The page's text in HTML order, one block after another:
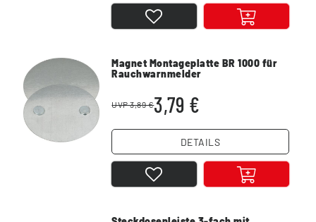
Magnet Montageplatte BR 1000 für
Rauchwarnmelder
UVP 3,89 €3,79 €
DETAILS